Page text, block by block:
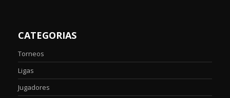
CATEGORIAS
Torneos
Ligas
Jugadores